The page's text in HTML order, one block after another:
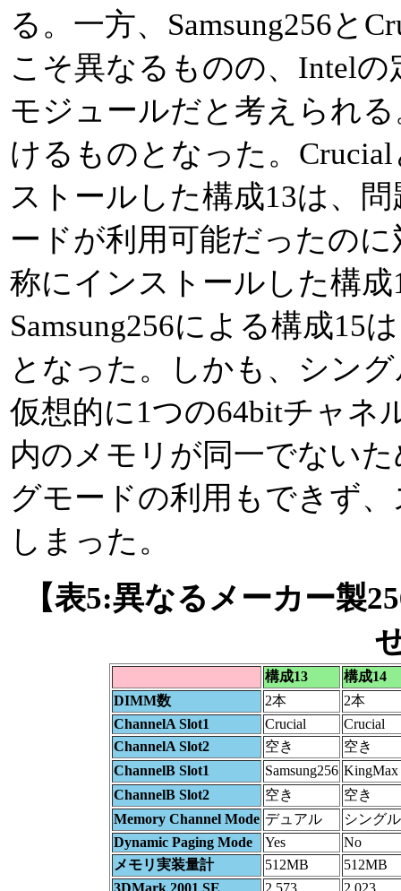
る。一方、Samsung256と
こそ異なるものの、Intel
モジュールだと考えられ
けるものとなった。Crucial
ストールした構成13は、
ードが利用可能だったの
称にインストールした構
Samsung256による構成15
となった。しかも、シン
仮想的に1つの64bitチャネ
内のメモリが同一でない
グモードの利用もできず
しまった。
【表5:異なるメーカー製
構成13
構成14
DIMM数
2本
2本
ChannelA Slot1
Crucial
Crucial
ChannelA Slot2
空き
空き
ChannelB Slot1
Samsung256 KingMax
ChannelB Slot2
空き
空き
Memory Channel Mode デュアル
シングル
Dynamic Paging Mode
Yes
No
メモリ実装量計
512MB
512MB
3DMark 2001 SE
2,573 2,023